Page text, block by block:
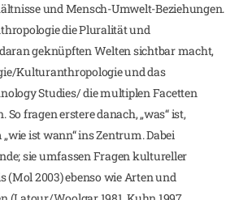
und Mensch-Umwelt-Beziehungen.
die Pluralität und
geknüpften Welten sichtbar macht,
Kulturanthropologie und das
Studies/ die multiplen Facetten
So fragen erstere danach, „was“ ist,
ist wann“ ins Zentrum. Dabei
sie umfassen Fragen kultureller
(Mol 2003) ebenso wie Arten und